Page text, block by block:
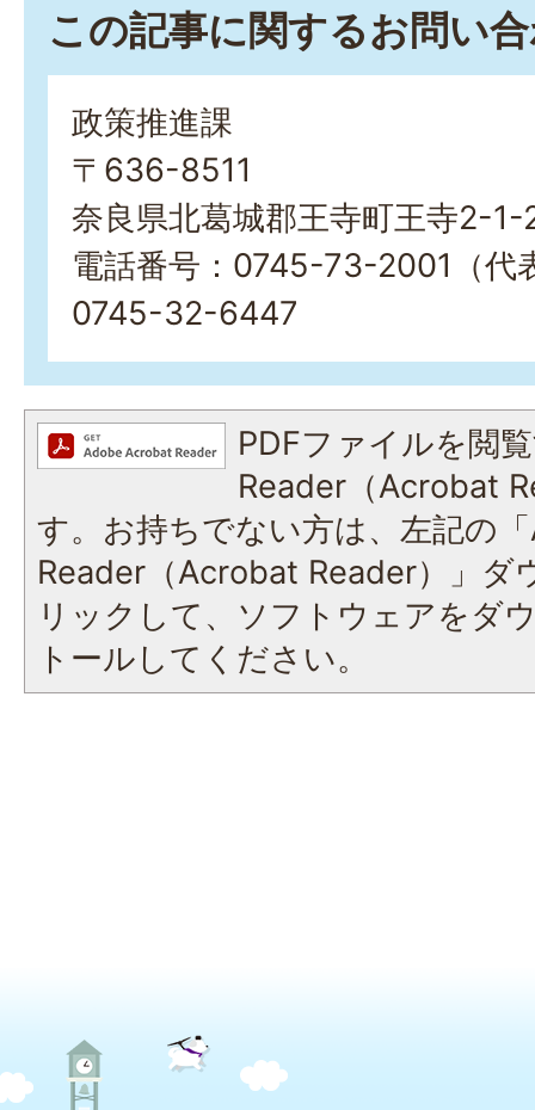
この記事に関するお問い
政策推進課
〒636-8511
奈良県北葛城郡王寺町王寺2-
電話番号：0745-73-2001（
0745-32-6447
PDFファイルを閲
Reader（Acrobat
す。お持ちでない方は、左記の
Reader（Acrobat Reader）」ダ
リックして、ソフトウェアをダ
トールしてください。